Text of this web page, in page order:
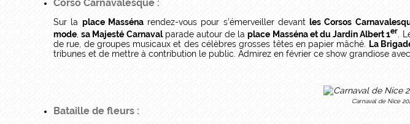
Corso Carnavalesque :
Sur la place Massénarendez-vous pour s’émerveiller devant les Corsos
mode ,sa Majesté Carnavalparade autour de laplace Masséna et du Jardin Albert 1er .
de rue, de groupes musicaux et des célèbres grosses têtes en papier mâché.
La
tribunes et de mettre à contribution le public. Admirez en février ce show grandiose
Carnaval de Nice
Bataille de fleurs :